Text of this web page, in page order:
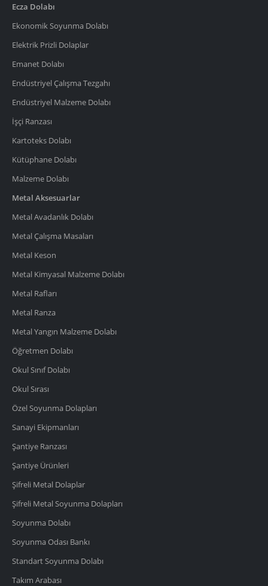
Ecza Dolabı
Ekonomik Soyunma Dolabı
Elektrik Prizli Dolaplar
Emanet Dolabı
Endüstriyel Çalışma Tezgahı
Endüstriyel Malzeme Dolabı
İşçi Ranzası
Kartoteks Dolabı
Kütüphane Dolabı
Malzeme Dolabı
Metal Aksesuarlar
Metal Avadanlık Dolabı
Metal Çalışma Masaları
Metal Keson
Metal Kimyasal Malzeme Dolabı
Metal Rafları
Metal Ranza
Metal Yangın Malzeme Dolabı
Öğretmen Dolabı
Okul Sınıf Dolabı
Okul Sırası
Özel Soyunma Dolapları
Sanayi Ekipmanları
Şantiye Ranzası
Şantiye Ürünleri
Şifreli Metal Dolaplar
Şifreli Metal Soyunma Dolapları
Soyunma Dolabı
Soyunma Odası Bankı
Standart Soyunma Dolabı
Takım Arabası